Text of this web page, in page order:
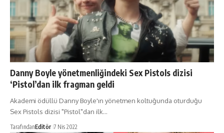
Danny Boyle yönetmenliğindeki Sex Pistols dizisi
‘Pistol’dan ilk fragman geldi
Akademi ödüllü Danny Boyle'ın yönetmen koltuğunda oturduğu
Sex Pistols dizisi "Pistol"dan ilk…
TarafındanEditör 7 Nis 2022